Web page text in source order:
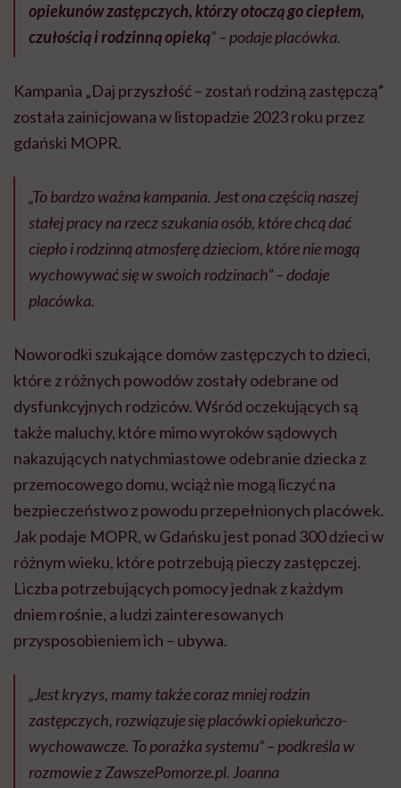
opiekunów zastępczych, którzy otoczą go ciepłem,
czułością i rodzinną opieką” – podaje placówka.
Kampania „Daj przyszłość – zostań rodziną zastępczą”
została zainicjowana w listopadzie 2023 roku przez
gdański MOPR.
„To bardzo ważna kampania. Jest ona częścią naszej
stałej pracy na rzecz szukania osób, które chcą dać
ciepło i rodzinną atmosferę dzieciom, które nie mogą
wychowywać się w swoich rodzinach” – dodaje
placówka.
Noworodki szukające domów zastępczych to dzieci,
które z różnych powodów zostały odebrane od
dysfunkcyjnych rodziców. Wśród oczekujących są
także maluchy, które mimo wyroków sądowych
nakazujących natychmiastowe odebranie dziecka z
przemocowego domu, wciąż nie mogą liczyć na
bezpieczeństwo z powodu przepełnionych placówek.
Jak podaje MOPR, w Gdańsku jest ponad 300 dzieci w
różnym wieku, które potrzebują pieczy zastępczej.
Liczba potrzebujących pomocy jednak z każdym
dniem rośnie, a ludzi zainteresowanych
przysposobieniem ich – ubywa.
„Jest kryzys, mamy także coraz mniej rodzin
zastępczych, rozwiązuje się placówki opiekuńczo-
wychowawcze. To porażka systemu” – podkreśla w
rozmowie z ZawszePomorze.pl. Joanna